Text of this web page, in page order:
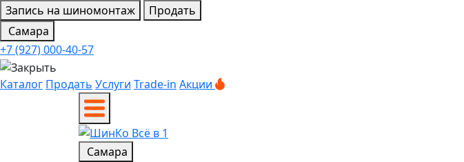
Запись на шиномонтаж
Продать
Самара
+7 (927) 000-40-57
Каталог Продать Услуги Trade-in Акции
Самара